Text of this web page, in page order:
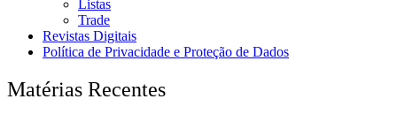
Listas
Trade
Revistas Digitais
Política de Privacidade e Proteção de Dados
Matérias Recentes